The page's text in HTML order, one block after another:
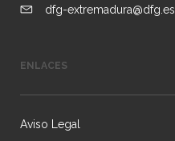
dfg-extremadura@dfg.es
ENLACES
Aviso Legal